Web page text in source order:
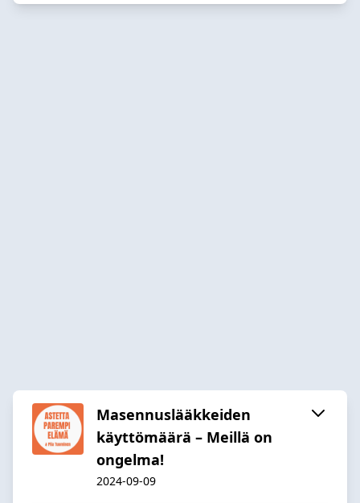
Masennuslääkkeiden
käyttömäärä – Meillä on
ongelma!
2024-09-09